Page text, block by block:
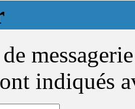
indiqués